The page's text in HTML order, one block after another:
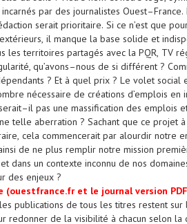
incarnés par des journalistes Ouest–France.
serait prioritaire. Si ce n’est que
il manque la base solide et
les territoires partagés avec la PQR, TV
, qu’avons–nous de si différent ?
? Et à quel prix ? Le volet social
nécessaire de créations d’emplois en
–il pas une massification des emplois
telle aberration ? Sachant que ce projet à
cela commencerait par alourdir notre
de ne plus remplir notre mission
dans un contexte inconnu de nos
des enjeux ?
(ouestfrance.fr et le journal version
publications de tous les titres restent
redonner de la visibilité à chacun selon la